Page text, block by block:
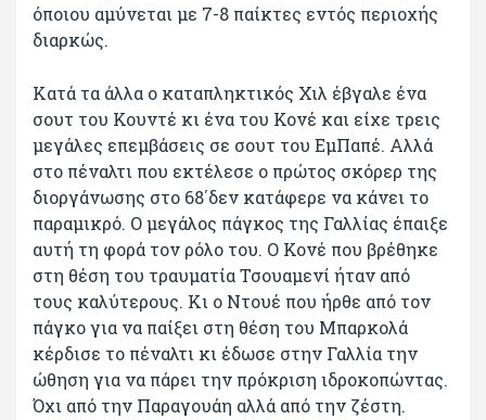
όποιου αμύνεται με 7-8 παίκτες εντός περιοχής
διαρκώς.
Κατά τα άλλα ο καταπληκτικός Χιλ έβγαλε ένα
σουτ του Κουντέ κι ένα του Κονέ και είχε τρεις
μεγάλες επεμβάσεις σε σουτ του ΕμΠαπέ. Αλλά
στο πέναλτι που εκτέλεσε ο πρώτος σκόρερ της
διοργάνωσης στο 68΄δεν κατάφερε να κάνει το
παραμικρό. Ο μεγάλος πάγκος της Γαλλίας έπαιξε
αυτή τη φορά τον ρόλο του. Ο Κονέ που βρέθηκε
στη θέση του τραυματία Τσουαμενί ήταν από
τους καλύτερους. Κι ο Ντουέ που ήρθε από τον
πάγκο για να παίξει στη θέση του Μπαρκολά
κέρδισε το πέναλτι κι έδωσε στην Γαλλία την
ώθηση για να πάρει την πρόκριση ιδροκοπώντας.
Όχι από την Παραγουάη αλλά από την ζέστη.